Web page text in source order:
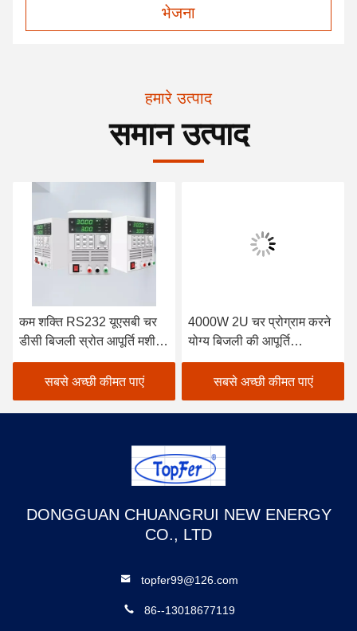
भेजना
हमारे उत्पाद
समान उत्पाद
कम शक्ति RS232 यूएसबी चर
डीसी बिजली स्रोत आपूर्ति मशीन
कस्टम
सबसे अच्छी कीमत पाएं
4000W 2U चर प्रोग्राम करने
योग्य बिजली की आपूर्ति
485LAN इंटरफेस
सबसे अच्छी कीमत पाएं
DONGGUAN CHUANGRUI NEW ENERGY
CO., LTD
topfer99@126.com
86--13018677119